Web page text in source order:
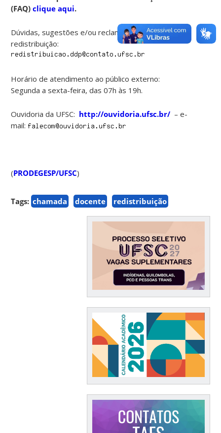
(FAQ)clique aqui.
Dúvidas, sugestões e/ou reclamações sobre
redistribuição:
Horário de atendimento ao público externo:
Segunda a sexta-feira, das 07h às 19h.
Ouvidoria da UFSC: http://ouvidoria.ufsc.br/ – e-
mail:
(PRODEGESP/UFSC)
Tags: chamada docente redistribuição